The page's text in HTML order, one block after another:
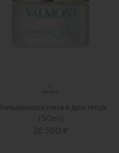
маска для лица
(50ml)
26 500 ₽